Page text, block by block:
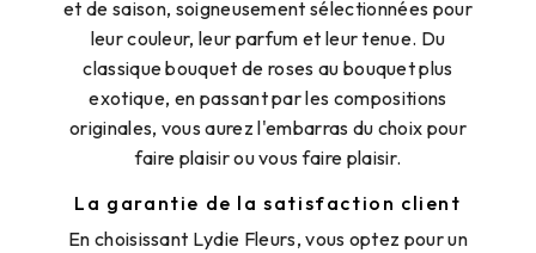
et de saison, soigneusement sélectionnées pour
leur couleur, leur parfum et leur tenue. Du
classique bouquet de roses au bouquet plus
exotique, en passant par les compositions
originales, vous aurez l'embarras du choix pour
faire plaisir ou vous faire plaisir.
La garantie de la satisfaction client
En choisissant Lydie Fleurs, vous optez pour un